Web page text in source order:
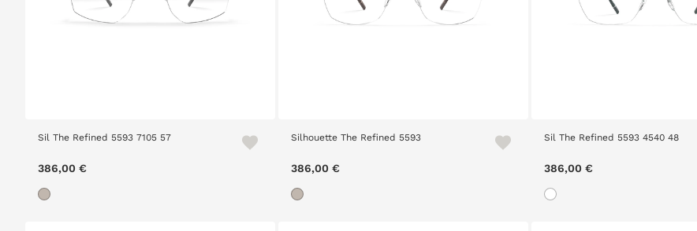
Sil The Refined 5593 7105 57
386,00 €
Silhouette The Refined 5593
386,00 €
Sil The Refined 5593 4540 48
386,00 €